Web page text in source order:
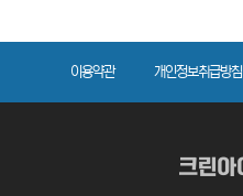
이용약관 개인정보취급방침